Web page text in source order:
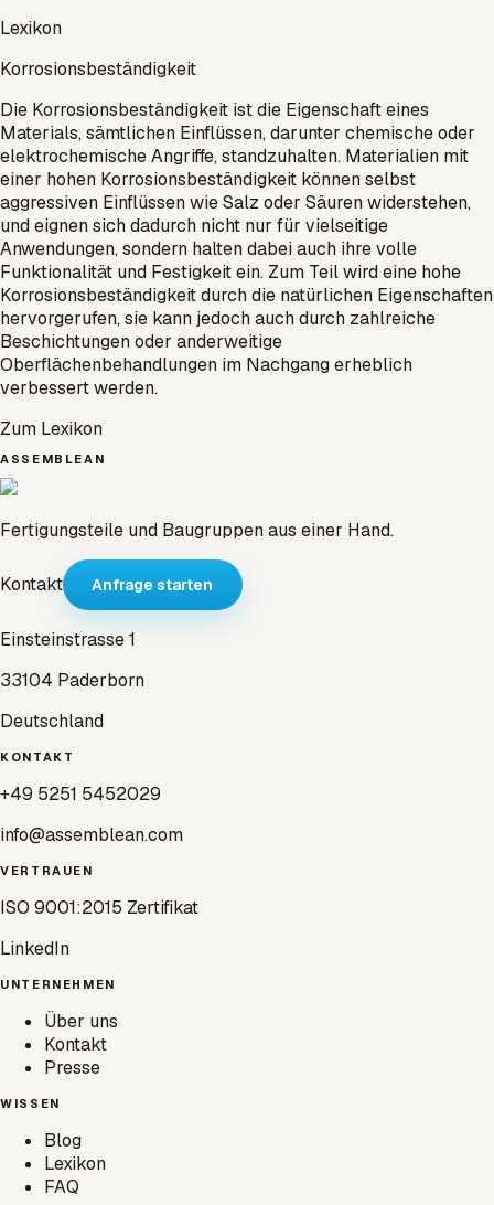
Lexikon
Korrosionsbeständigkeit
Die Korrosionsbeständigkeit ist die Eigenschaft eines
Materials, sämtlichen Einflüssen, darunter chemische oder
elektrochemische Angriffe, standzuhalten. Materialien mit
einer hohen Korrosionsbeständigkeit können selbst
aggressiven Einflüssen wie Salz oder Säuren widerstehen,
und eignen sich dadurch nicht nur für vielseitige
Anwendungen, sondern halten dabei auch ihre volle
Funktionalität und Festigkeit ein. Zum Teil wird eine hohe
Korrosionsbeständigkeit durch die natürlichen Eigenschaften
hervorgerufen, sie kann jedoch auch durch zahlreiche
Beschichtungen oder anderweitige
Oberflächenbehandlungen im Nachgang erheblich
verbessert werden.
Zum Lexikon
ASSEMBLEAN
Fertigungsteile und Baugruppen aus einer Hand.
Kontakt Anfrage starten
Einsteinstrasse 1
33104 Paderborn
Deutschland
KONTAKT
+49 5251 5452029
info@assemblean.com
VERTRAUEN
ISO 9001:2015 Zertifikat
LinkedIn
UNTERNEHMEN
Über uns
Kontakt
Presse
WISSEN
Blog
Lexikon
FAQ